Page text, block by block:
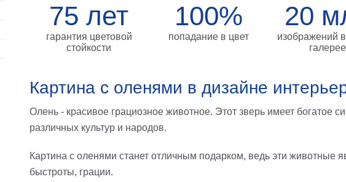
75 лет
гарантия цветовой
стойкости
100%
попадание в цвет
20
изображений
галерее
Картина с оленями в дизайне
Олень - красивое грациозное животное. Этот зверь имеет богатое
различных культур и народов.
Картина с оленями станет отличным подарком, ведь эти животные
быстроты, грации.